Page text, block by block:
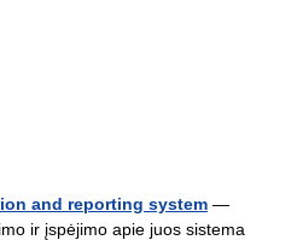
and reporting system —
ir įspėjimo apie juos sistema